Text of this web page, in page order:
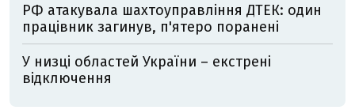
РФ атакувала шахтоуправління ДТЕК: один
працівник загинув, п'ятеро поранені
У низці областей України – екстрені
відключення